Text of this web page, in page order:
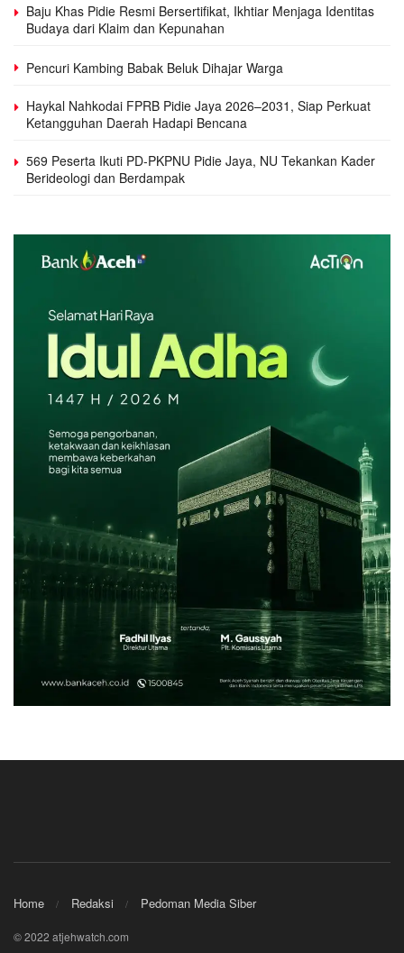
Baju Khas Pidie Resmi Bersertifikat, Ikhtiar Menjaga Identitas
Budaya dari Klaim dan Kepunahan
Pencuri Kambing Babak Beluk Dihajar Warga
Haykal Nahkodai FPRB Pidie Jaya 2026–2031, Siap Perkuat
Ketangguhan Daerah Hadapi Bencana
569 Peserta Ikuti PD-PKPNU Pidie Jaya, NU Tekankan Kader
Berideologi dan Berdampak
Home Redaksi Pedoman Media Siber
© 2022 atjehwatch.com